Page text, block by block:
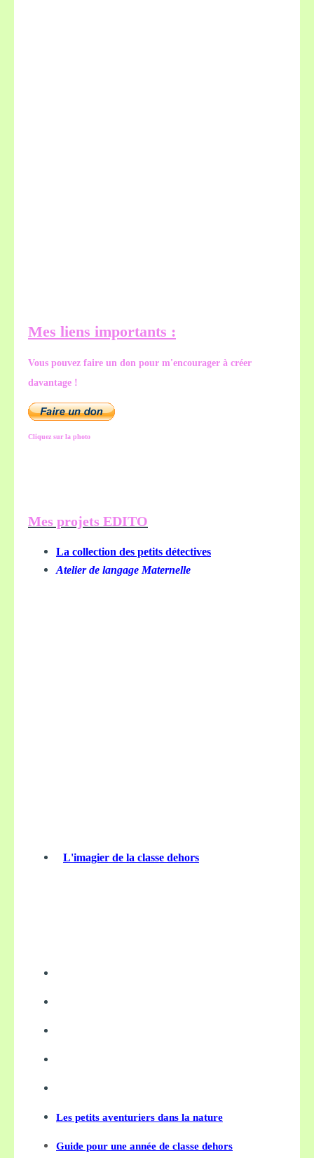
Mes liens importants :
Vous pouvez faire un don pour m'encourager à créer
davantage !
Cliquez sur la photo
Mes projets EDITO
La collection des petits détectives
Atelier de langage Maternelle
L'imagier de la classe dehors
Les petits aventuriers dans la nature
Guide pour une année de classe dehors